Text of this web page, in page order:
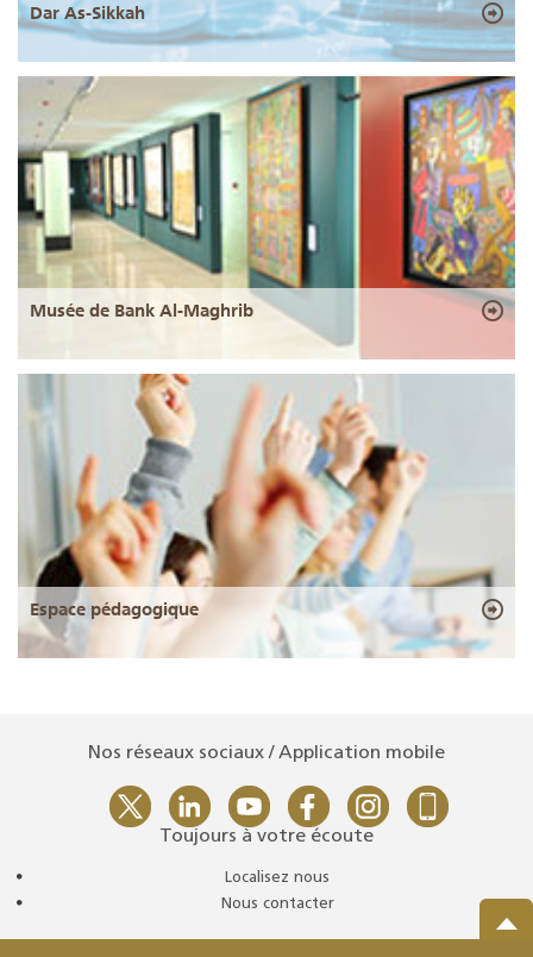
Dar As-Sikkah
Musée de Bank Al-Maghrib
Espace pédagogique
Nos réseaux sociaux / Application mobile
Toujours à votre écoute
Localisez nous
Nous contacter